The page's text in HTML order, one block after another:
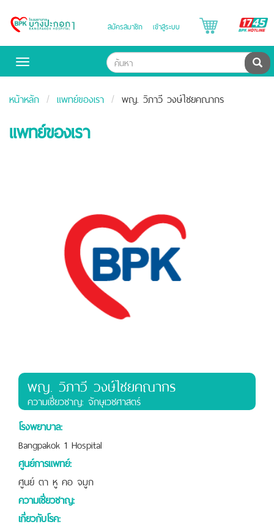
Bangpakok
สมัครสมาชิก เข้าสู่ระบบ
Toggle
ค้น
หน้าหลัก แพทย์ของเรา พญ. วิภาวี วงษ์ไชยคณากร
แพทย์ของเรา
พญ. วิภาวี วงษ์ไชยคณากร
ความเชี่ยวชาญ: จักษุเวชศาสตร์
โรงพยาบาล:
Bangpakok 1 Hospital
ศูนย์การแพทย์:
ศูนย์ ตา หู คอ จมูก
ความเชี่ยวชาญ:
เกี่ยวกับโรค: